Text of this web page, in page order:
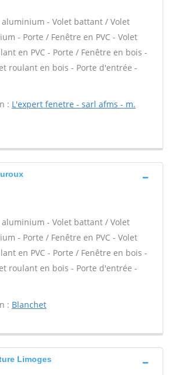
aluminium - Volet battant / Volet
- Porte / Fenêtre en PVC - Volet
en PVC - Porte / Fenêtre en bois -
roulant en bois - Porte d'entrée -
: L'expert fenetre - sarl afms - m.
aluminium - Volet battant / Volet
- Porte / Fenêtre en PVC - Volet
en PVC - Porte / Fenêtre en bois -
roulant en bois - Porte d'entrée -
: Blanchet
Limoges